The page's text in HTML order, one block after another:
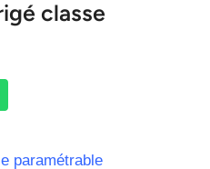
classe
paramétrable